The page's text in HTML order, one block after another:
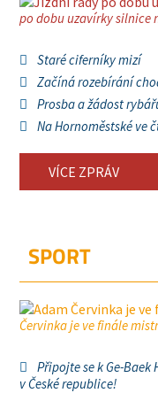
po dobu uzavírky silnice
Staré ciferníky mizí
Začíná rozebírání
Prosba a žádost
Na Hornoměstské ve
VÍCE ZPRÁV
SPORT
Červinka je ve finále
Připojte se k Ge-Baek
v České republice!